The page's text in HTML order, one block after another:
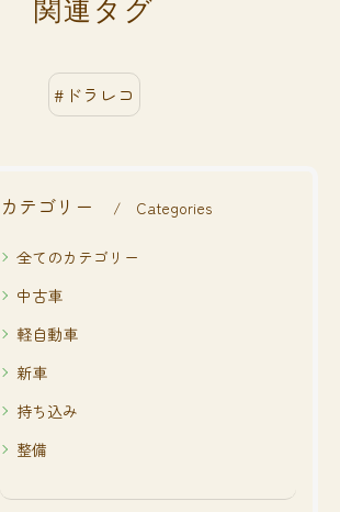
関連タグ
#ドラレコ
カテゴリー Categories
全てのカテゴリー
中古車
軽自動車
新車
持ち込み
整備